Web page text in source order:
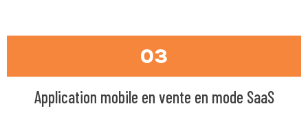
03
Application mobile en vente en mode SaaS